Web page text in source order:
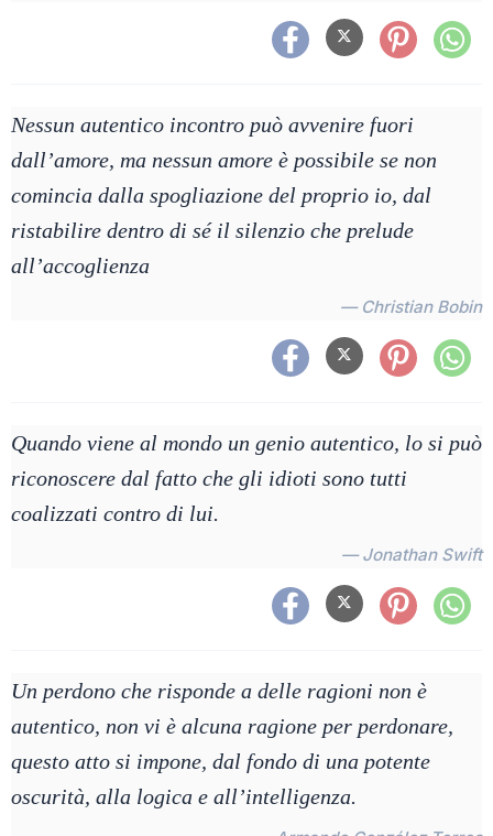
Nessun autentico incontro può avvenire fuori
dall’amore, ma nessun amore è possibile se non
comincia dalla spogliazione del proprio io, dal
ristabilire dentro di sé il silenzio che prelude
all’accoglienza
— Christian Bobin
Quando viene al mondo un genio autentico, lo si può
riconoscere dal fatto che gli idioti sono tutti
coalizzati contro di lui.
— Jonathan Swift
Un perdono che risponde a delle ragioni non è
autentico, non vi è alcuna ragione per perdonare,
questo atto si impone, dal fondo di una potente
oscurità, alla logica e all’intelligenza.